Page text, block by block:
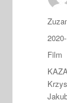
Autor
Data
Format
Film